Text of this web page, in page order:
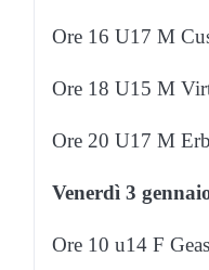
Ore 16 U17 M
Ore 18 U15 M
Ore 20 U17 M
Venerdì 3
Ore 10 u14 F